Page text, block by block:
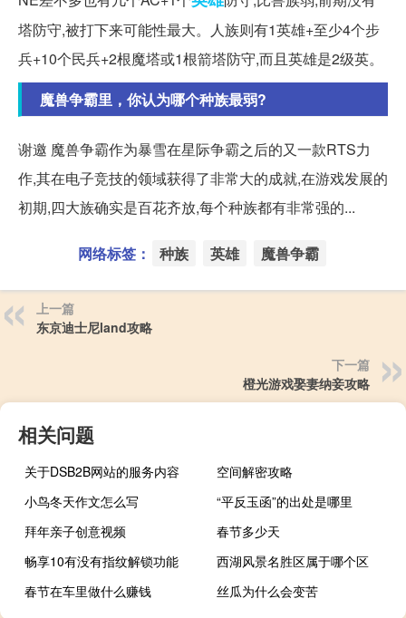
塔防守,被打下来可能性最大。人族则有1英雄+至少4个步
兵+10个民兵+2根魔塔或1根箭塔防守,而且英雄是2级英。
魔兽争霸里，你认为哪个种族最弱?
谢邀 魔兽争霸作为暴雪在星际争霸之后的又一款RTS力
作,其在电子竞技的领域获得了非常大的成就,在游戏发展的
初期,四大族确实是百花齐放,每个种族都有非常强的...
网络标签： 种族 英雄 魔兽争霸
上一篇
东京迪士尼land攻略
下一篇
橙光游戏娶妻纳妾攻略
相关问题
关于DSB2B网站的服务内容
空间解密攻略
小鸟冬天作文怎么写
“平反玉函”的出处是哪里
拜年亲子创意视频
春节多少天
畅享10有没有指纹解锁功能
西湖风景名胜区属于哪个区
春节在车里做什么赚钱
丝瓜为什么会变苦